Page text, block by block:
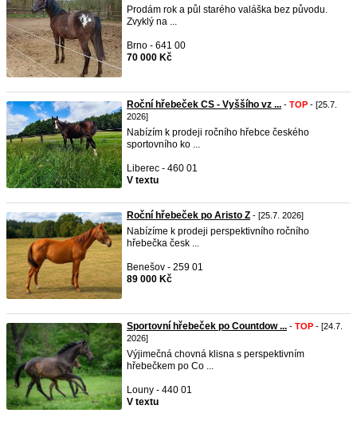
Prodám rok a půl starého valáška bez původu.
Zvyklý na ...
Brno - 641 00
70 000 Kč
Roční hřebeček CS - Vyššího vz ... - TOP - [25.7.
2026]
Nabízím k prodeji ročního hřebce českého
sportovního ko ...
Liberec - 460 01
V textu
Roční hřebeček po Aristo Z - [25.7. 2026]
Nabízíme k prodeji perspektivního ročního
hřebečka česk ...
Benešov - 259 01
89 000 Kč
Sportovní hřebeček po Countdow ... - TOP - [24.7.
2026]
Výjimečná chovná klisna s perspektivním
hřebečkem po Co ...
Louny - 440 01
V textu